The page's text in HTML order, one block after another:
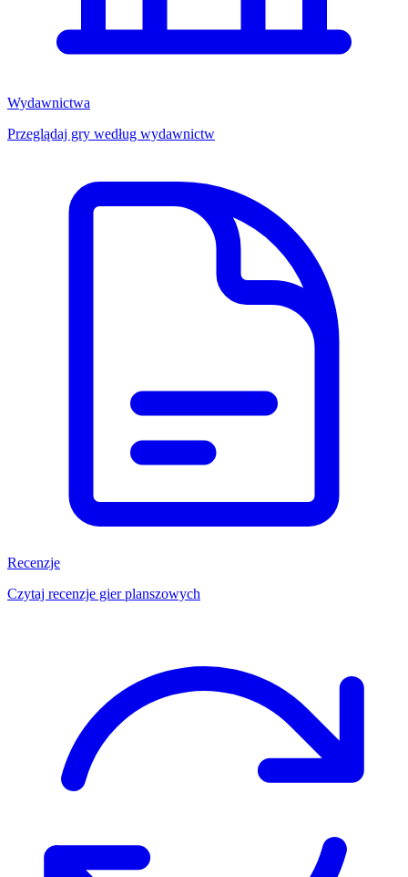
Wydawnictwa
Przeglądaj gry według wydawnictw
Recenzje
Czytaj recenzje gier planszowych